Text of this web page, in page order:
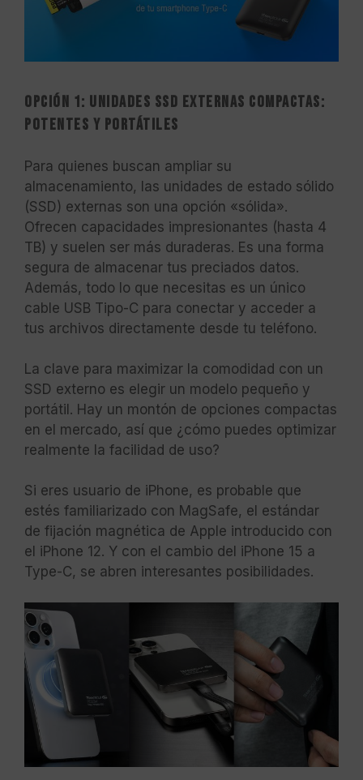
Opción 1: Unidades SSD Externas Compactas:
Potentes y Portátiles
Para quienes buscan ampliar su
almacenamiento, las unidades de estado sólido
(SSD) externas son una opción «sólida».
Ofrecen capacidades impresionantes (hasta 4
TB) y suelen ser más duraderas. Es una forma
segura de almacenar tus preciados datos.
Además, todo lo que necesitas es un único
cable USB Tipo-C para conectar y acceder a
tus archivos directamente desde tu teléfono.
La clave para maximizar la comodidad con un
SSD externo es elegir un modelo pequeño y
portátil. Hay un montón de opciones compactas
en el mercado, así que ¿cómo puedes optimizar
realmente la facilidad de uso?
Si eres usuario de iPhone, es probable que
estés familiarizado con MagSafe, el estándar
de fijación magnética de Apple introducido con
el iPhone 12. Y con el cambio del iPhone 15 a
Type-C, se abren interesantes posibilidades.